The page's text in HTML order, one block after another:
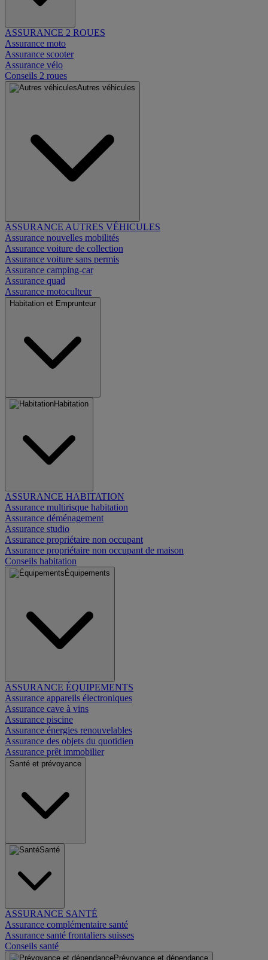
ASSURANCE 2 ROUES
Assurance moto
Assurance scooter
Assurance vélo
Conseils 2 roues
Autres véhicules
ASSURANCE AUTRES VÉHICULES
Assurance nouvelles mobilités
Assurance voiture de collection
Assurance voiture sans permis
Assurance camping-car
Assurance quad
Assurance motoculteur
Habitation et Emprunteur
Habitation
ASSURANCE HABITATION
Assurance multirisque habitation
Assurance déménagement
Assurance studio
Assurance propriétaire non occupant
Assurance propriétaire non occupant de maison
Conseils habitation
Équipements
ASSURANCE ÉQUIPEMENTS
Assurance appareils électroniques
Assurance cave à vins
Assurance piscine
Assurance énergies renouvelables
Assurance des objets du quotidien
Assurance prêt immobilier
Santé et prévoyance
Santé
ASSURANCE SANTÉ
Assurance complémentaire santé
Assurance santé frontaliers suisses
Conseils santé
Prévoyance et dépendance